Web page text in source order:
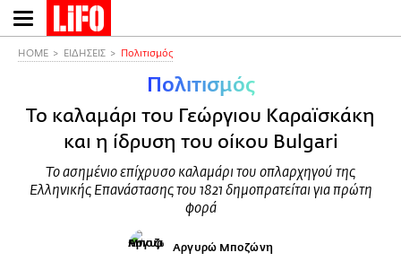
Παράκαμψη
προς
HOME ΕΙΔΗΣΕΙΣ Πολιτισμός
Πολιτισμός
To καλαμάρι του Γεώργιου Καραϊσκάκη
και η ίδρυση του οίκου Bulgari
Το ασημένιο επίχρυσο καλαμάρι του οπλαρχηγού της
Ελληνικής Επανάστασης του 1821 δημοπρατείται για πρώτη
φορά
Αργυρώ Μποζώνη